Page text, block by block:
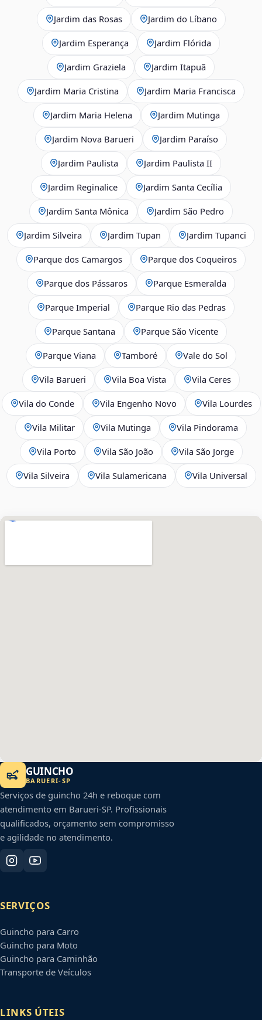
Jardim das Rosas Jardim do Líbano
Jardim Esperança Jardim Flórida
Jardim Graziela Jardim Itapuã
Jardim Maria Cristina Jardim Maria Francisca
Jardim Maria Helena Jardim Mutinga
Jardim Nova Barueri Jardim Paraíso
Jardim Paulista Jardim Paulista II
Jardim Reginalice Jardim Santa Cecília
Jardim Santa Mônica Jardim São Pedro
Jardim Silveira Jardim Tupan Jardim Tupanci
Parque dos Camargos Parque dos Coqueiros
Parque dos Pássaros Parque Esmeralda
Parque Imperial Parque Rio das Pedras
Parque Santana Parque São Vicente
Parque Viana Tamboré Vale do Sol
Vila Barueri Vila Boa Vista Vila Ceres
Vila do Conde Vila Engenho Novo Vila Lourdes
Vila Militar Vila Mutinga Vila Pindorama
Vila Porto Vila São João Vila São Jorge
Vila Silveira Vila Sulamericana Vila Universal
GUINCHO
BARUERI-SP
Serviços de guincho 24h e reboque com
atendimento em Barueri-SP. Profissionais
qualificados, orçamento sem compromisso
e agilidade no atendimento.
SERVIÇOS
Guincho para Carro
Guincho para Moto
Guincho para Caminhão
Transporte de Veículos
LINKS ÚTEIS